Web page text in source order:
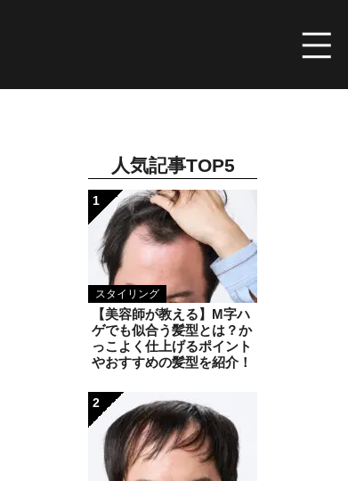
人気記事TOP5
スタイリング
1
【美容師が教える】M字ハ
ゲでも似合う髪型とは？か
っこよく仕上げるポイント
やおすすめの髪型を紹介！
2